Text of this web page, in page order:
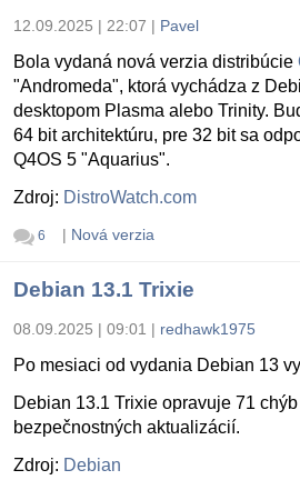
12.09.2025 | 22:07 | Pavel
Bola vydaná nová verzia distribúcie
"Andromeda", ktorá vychádza z
desktopom Plasma alebo Trinity.
64 bit architektúru, pre 32 bit sa
Q4OS 5 "Aquarius".
Zdroj: DistroWatch.com
6 | Nová verzia
Debian 13.1 Trixie
08.09.2025 | 09:01 | redhawk1975
Po mesiaci od vydania Debian 13
Debian 13.1 Trixie opravuje 71
bezpečnostných aktualizácií.
Zdroj: Debian